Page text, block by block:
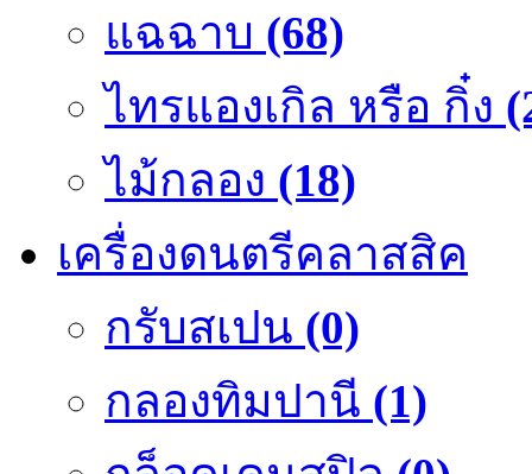
แฉฉาบ (68)
ไทรแองเกิล หรือ กิ๋ง
ไม้กลอง (18)
เครื่องดนตรีคลาสสิค
กรับสเปน (0)
กลองทิมปานี (1)